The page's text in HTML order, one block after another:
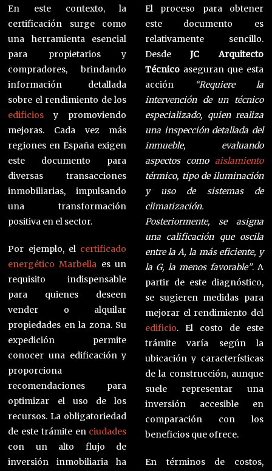
En este contexto, la
certificación surge como
una herramienta esencial
para propietarios y
compradores, brindando
información detallada
sobre el rendimiento de los
edificios y promoviendo
mejoras. Cada vez más
regiones en España exigen
este documento para
diversas transacciones
inmobiliarias, impulsando
una transformación
positiva en el sector.
Por ejemplo, el certificado
energético Marbella es un
requisito indispensable
para quienes deseen
vender o alquilar
propiedades en la zona. Su
expedición permite
conocer una edificación y
proporciona
recomendaciones para
optimizar el uso de los
recursos. La obligatoriedad
de este trámite en ciudades
con un alto flujo de
inversión inmobiliaria ha
El proceso para obtener
este documento es
relativamente sencillo.
Desde JC Arquitecto
Técnicoaseguran que esta
acción
“Requiere la
intervención de un técnico
especializado, quien realiza
una inspección detallada del
inmueble, evaluando
aspectos como aislamiento
térmico, tipo de iluminación
y uso de sistemas de
climatización.
Posteriormente, se asigna
una calificación que oscila
entre la A, la más eficiente, y
la G, la menos favorable”. A
partir de este diagnóstico,
se sugieren medidas para
mejorar el rendimiento del
edificio. El costo de este
trámite varía según la
ubicación y características
de la construcción, aunque
suele representar una
inversión accesible en
comparación con los
beneficios que ofrece.
En términos de costos,